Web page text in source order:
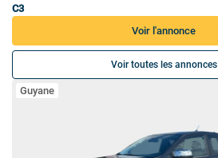
C3
Voir l'annonce
Voir toutes les annonces
Guyane